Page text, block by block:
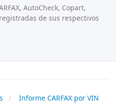
AutoCheck, Copart,
de sus respectivos
Informe CARFAX por VIN